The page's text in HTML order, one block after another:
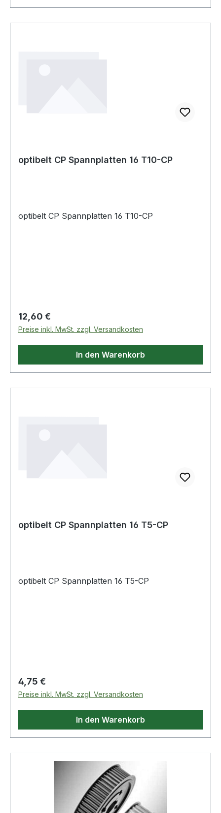
optibelt CP Spannplatten 16 T10-CP
optibelt CP Spannplatten 16 T10-CP
Regulärer Preis:
12,60 €
Preise inkl. MwSt. zzgl. Versandkosten
In den Warenkorb
optibelt CP Spannplatten 16 T5-CP
optibelt CP Spannplatten 16 T5-CP
Regulärer Preis:
4,75 €
Preise inkl. MwSt. zzgl. Versandkosten
In den Warenkorb